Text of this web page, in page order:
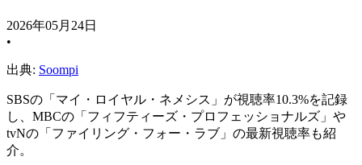
2026年05月24日
•
出典: Soompi
SBSの「マイ・ロイヤル・ネメシス」が視聴率10.3%を記録
し、MBCの「フィフティーズ・プロフェッショナルズ」や
tvNの「ファイリング・フォー・ラブ」の最新視聴率も紹
介。